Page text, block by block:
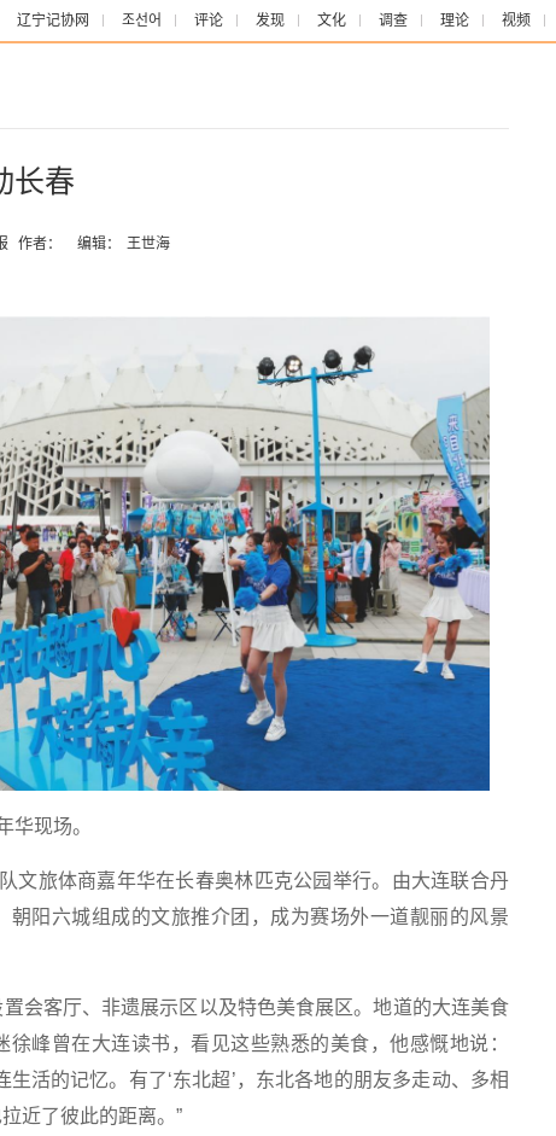
辽宁记协网 조선어 评论 发现 文化 调查 理论 视频
长春
作者： 编辑： 王世海
现场。
旅体商嘉年华在长春奥林匹克公园举行。由大连联合丹
朝阳六城组成的文旅推介团，成为赛场外一道靓丽的风景
客厅、非遗展示区以及特色美食展区。地道的大连美食
峰曾在大连读书，看见这些熟悉的美食，他感慨地说：
活的记忆。有了‘东北超’，东北各地的朋友多走动、多相
近了彼此的距离。”